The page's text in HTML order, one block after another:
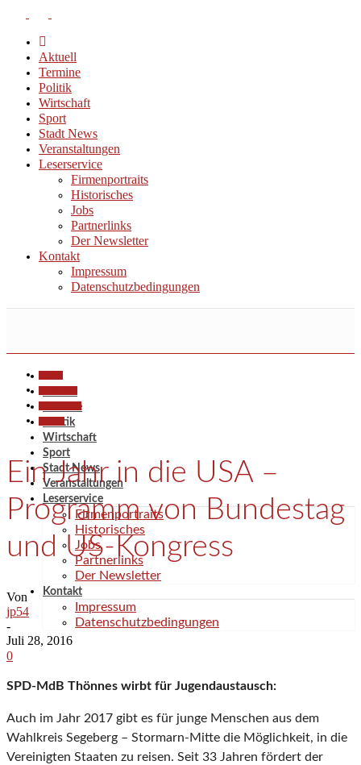
Aktuell
Termine
Politik
Wirtschaft
Sport
Stadt News
Veranstaltungen
Leserservice
Firmenportraits
Historisches
Jobs
Partnerlinks
Der Newsletter
Kontakt
Impressum
Datenschutzbedingungen
Termine
Politik
Wirtschaft
Sport
Stadt News
Veranstaltungen
Leserservice
Firmenportraits
Historisches
Jobs
Partnerlinks
Der Newsletter
Kontakt
Impressum
Datenschutzbedingungen
Ein Jahr in die USA –
Programm von Bundestag
und US-Kongress
Von
jp54
-
Juli 28, 2016
0
SPD-MdB Thönnes wirbt für Jugendaustausch:
Auch im Jahr 2017 gibt es für junge Menschen aus dem
Wahlkreis Segeberg – Stormarn-Mitte die Möglichkeit, in die
Vereinigten Staaten zu reisen. Seit 33 Jahren fördert der